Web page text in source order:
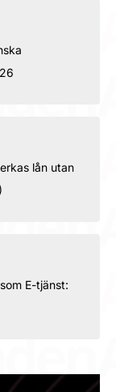
lån utan
E-tjänst: